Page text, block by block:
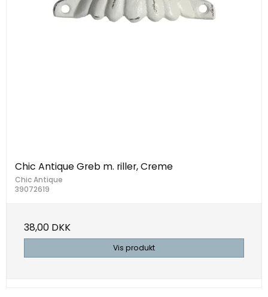
Chic Antique Greb m. riller, Creme
Chic Antique
39072619
38,00 DKK
Vis produkt